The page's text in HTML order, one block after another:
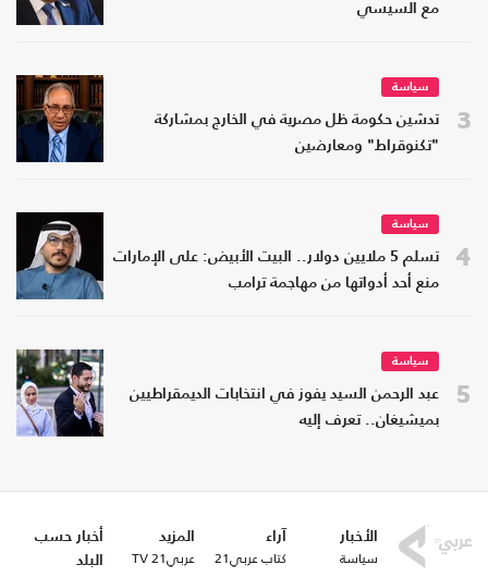
مع السيسي
3
سياسة
تدشين حكومة ظل مصرية في الخارج بمشاركة
"تكنوقراط" ومعارضين
4
سياسة
تسلم 5 ملايين دولار.. البيت الأبيض: على الإمارات
منع أحد أدواتها من مهاجمة ترامب
5
سياسة
عبد الرحمن السيد يفوز في انتخابات الديمقراطيين
بميشيغان.. تعرف إليه
الأخبار
سياسة
آراء
كتاب عربي21
المزيد
عربي21 TV
أخبار حسب
البلد